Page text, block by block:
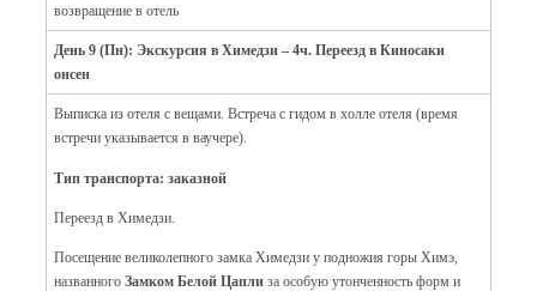
возвращение в отель
День 9 (Пн): Экскурсия в Химедзи – 4ч. Переезд в Киносаки
онсен
Выписка из отеля с вещами. Встреча с гидом в холле отеля (время
встречи указывается в ваучере).
Тип транспорта: заказной
Переезд в Химедзи.
Посещение великолепного замка Химедзи у подножия горы Химэ,
названного Замком Белой Цапли за особую утонченность форм и